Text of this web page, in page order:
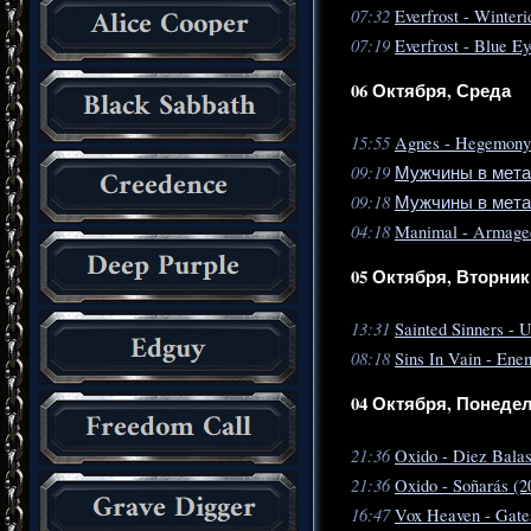
07:32 Everfrost -
07:19 Everfrost - Blue
06 Октября, Среда
15:55 Agnes -
09:19 Мужчины в
09:18 Мужчины в
04:18 Manimal -
05 Октября, Вторник
13:31 Sainted Sinners -
08:18 Sins In Vain -
04 Октября,
21:36 Oxido - Diez
21:36 Oxido - Soñarás
16:47 Vox Heaven -